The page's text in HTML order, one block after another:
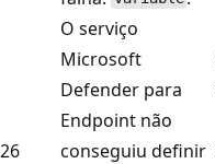
26
O serviço
Microsoft
Defender para
Endpoint não
conseguiu definir